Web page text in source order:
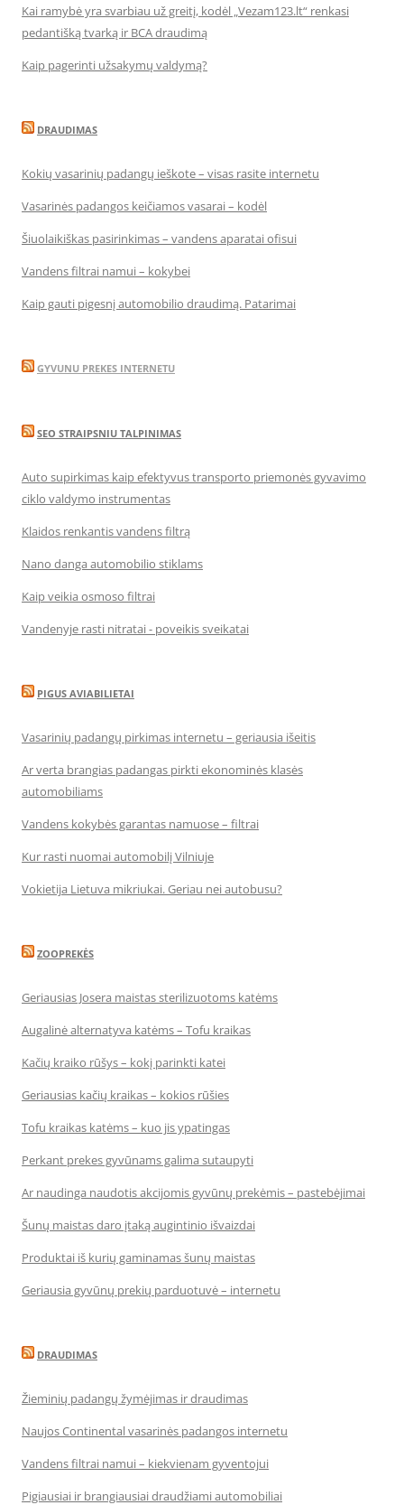
Kai ramybė yra svarbiau už greitį, kodėl „Vezam123.lt“ renkasi
pedantišką tvarką ir BCA draudimą
Kaip pagerinti užsakymų valdymą?
DRAUDIMAS
Kokių vasarinių padangų ieškote – visas rasite internetu
Vasarinės padangos keičiamos vasarai – kodėl
Šiuolaikiškas pasirinkimas – vandens aparatai ofisui
Vandens filtrai namui – kokybei
Kaip gauti pigesnį automobilio draudimą. Patarimai
GYVUNU PREKES INTERNETU
SEO STRAIPSNIU TALPINIMAS
Auto supirkimas kaip efektyvus transporto priemonės gyvavimo
ciklo valdymo instrumentas
Klaidos renkantis vandens filtrą
Nano danga automobilio stiklams
Kaip veikia osmoso filtrai
Vandenyje rasti nitratai - poveikis sveikatai
PIGUS AVIABILIETAI
Vasarinių padangų pirkimas internetu – geriausia išeitis
Ar verta brangias padangas pirkti ekonominės klasės
automobiliams
Vandens kokybės garantas namuose – filtrai
Kur rasti nuomai automobilį Vilniuje
Vokietija Lietuva mikriukai. Geriau nei autobusu?
ZOOPREKĖS
Geriausias Josera maistas sterilizuotoms katėms
Augalinė alternatyva katėms – Tofu kraikas
Kačių kraiko rūšys – kokį parinkti katei
Geriausias kačių kraikas – kokios rūšies
Tofu kraikas katėms – kuo jis ypatingas
Perkant prekes gyvūnams galima sutaupyti
Ar naudinga naudotis akcijomis gyvūnų prekėmis – pastebėjimai
Šunų maistas daro įtaką augintinio išvaizdai
Produktai iš kurių gaminamas šunų maistas
Geriausia gyvūnų prekių parduotuvė – internetu
DRAUDIMAS
Žieminių padangų žymėjimas ir draudimas
Naujos Continental vasarinės padangos internetu
Vandens filtrai namui – kiekvienam gyventojui
Pigiausiai ir brangiausiai draudžiami automobiliai